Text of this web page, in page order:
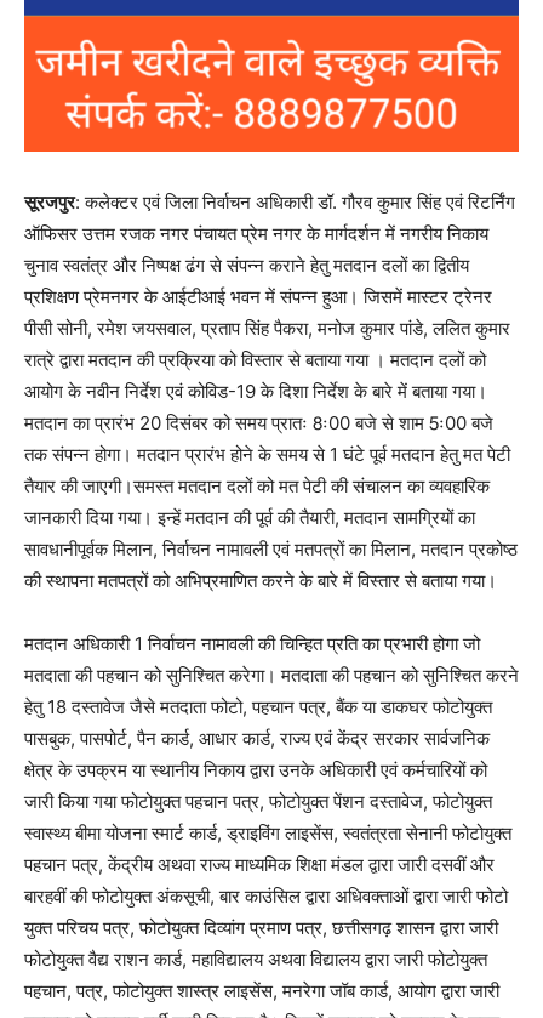
सूरजपुर: कलेक्टर एवं जिला निर्वाचन अधिकारी डॉ. गौरव कुमार सिंह एवं रिटर्निंग
ऑफिसर उत्तम रजक नगर पंचायत प्रेम नगर के मार्गदर्शन में नगरीय निकाय
चुनाव स्वतंत्र और निष्पक्ष ढंग से संपन्न कराने हेतु मतदान दलों का द्वितीय
प्रशिक्षण प्रेमनगर के आईटीआई भवन में संपन्न हुआ। जिसमें मास्टर ट्रेनर
पीसी सोनी, रमेश जयसवाल, प्रताप सिंह पैकरा, मनोज कुमार पांडे, ललित कुमार
रात्रे द्वारा मतदान की प्रक्रिया को विस्तार से बताया गया । मतदान दलों को
आयोग के नवीन निर्देश एवं कोविड-19 के दिशा निर्देश के बारे में बताया गया।
मतदान का प्रारंभ 20 दिसंबर को समय प्रातः 8ः00 बजे से शाम 5ः00 बजे
तक संपन्न होगा। मतदान प्रारंभ होने के समय से 1 घंटे पूर्व मतदान हेतु मत पेटी
तैयार की जाएगी।समस्त मतदान दलों को मत पेटी की संचालन का व्यवहारिक
जानकारी दिया गया। इन्हें मतदान की पूर्व की तैयारी, मतदान सामग्रियों का
सावधानीपूर्वक मिलान, निर्वाचन नामावली एवं मतपत्रों का मिलान, मतदान प्रकोष्ठ
की स्थापना मतपत्रों को अभिप्रमाणित करने के बारे में विस्तार से बताया गया।
मतदान अधिकारी 1 निर्वाचन नामावली की चिन्हित प्रति का प्रभारी होगा जो
मतदाता की पहचान को सुनिश्चित करेगा। मतदाता की पहचान को सुनिश्चित करने
हेतु 18 दस्तावेज जैसे मतदाता फोटो, पहचान पत्र, बैंक या डाकघर फोटोयुक्त
पासबुक, पासपोर्ट, पैन कार्ड, आधार कार्ड, राज्य एवं केंद्र सरकार सार्वजनिक
क्षेत्र के उपक्रम या स्थानीय निकाय द्वारा उनके अधिकारी एवं कर्मचारियों को
जारी किया गया फोटोयुक्त पहचान पत्र, फोटोयुक्त पेंशन दस्तावेज, फोटोयुक्त
स्वास्थ्य बीमा योजना स्मार्ट कार्ड, ड्राइविंग लाइसेंस, स्वतंत्रता सेनानी फोटोयुक्त
पहचान पत्र, केंद्रीय अथवा राज्य माध्यमिक शिक्षा मंडल द्वारा जारी दसवीं और
बारहवीं की फोटोयुक्त अंकसूची, बार काउंसिल द्वारा अधिवक्ताओं द्वारा जारी फोटो
युक्त परिचय पत्र, फोटोयुक्त दिव्यांग प्रमाण पत्र, छत्तीसगढ़ शासन द्वारा जारी
फोटोयुक्त वैद्य राशन कार्ड, महाविद्यालय अथवा विद्यालय द्वारा जारी फोटोयुक्त
पहचान, पत्र, फोटोयुक्त शास्त्र लाइसेंस, मनरेगा जॉब कार्ड, आयोग द्वारा जारी